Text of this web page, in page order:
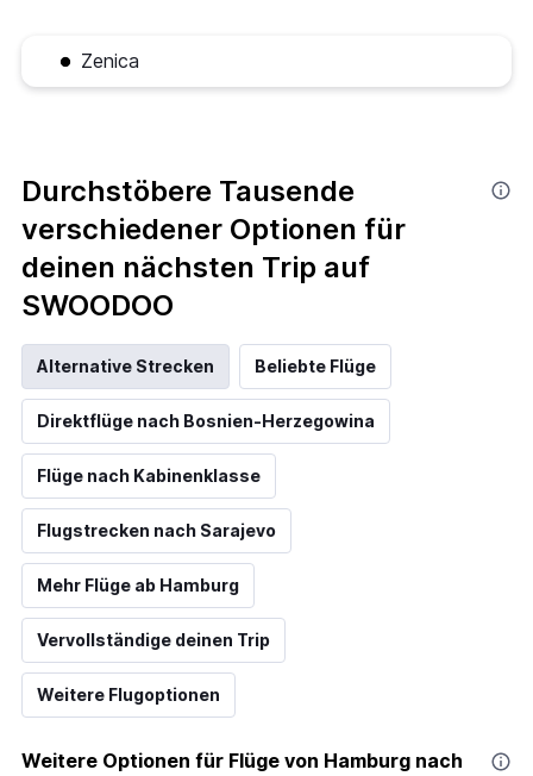
Zenica
Durchstöbere Tausende
verschiedener Optionen für
deinen nächsten Trip auf
SWOODOO
Alternative Strecken Beliebte Flüge
Direktflüge nach Bosnien-Herzegowina
Flüge nach Kabinenklasse
Flugstrecken nach Sarajevo
Mehr Flüge ab Hamburg
Vervollständige deinen Trip
Weitere Flugoptionen
Weitere Optionen für Flüge von Hamburg nach